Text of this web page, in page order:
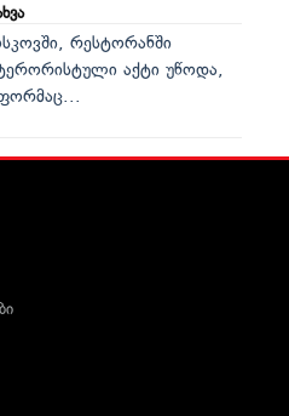
რესტორანში
აქტი უწოდა,